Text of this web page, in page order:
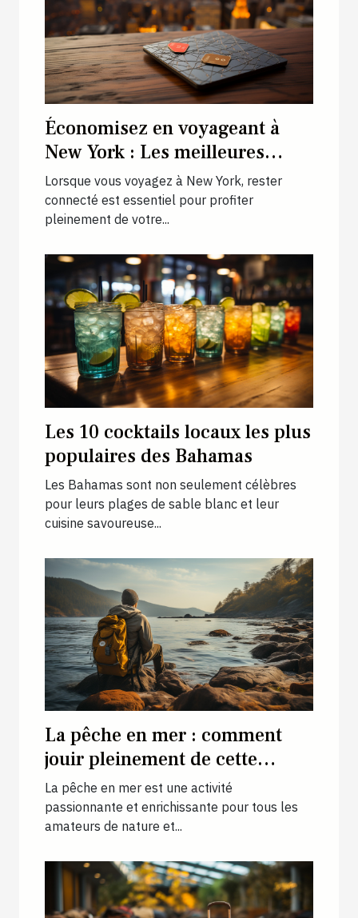
Économisez en voyageant à
New York : Les meilleures
cartes SIM prépayées pour les
voyageurs
Lorsque vous voyagez à New York, rester
connecté est essentiel pour profiter
pleinement de votre...
Les 10 cocktails locaux les plus
populaires des Bahamas
Les Bahamas sont non seulement célèbres
pour leurs plages de sable blanc et leur
cuisine savoureuse...
La pêche en mer : comment
jouir pleinement de cette
activité ?
La pêche en mer est une activité
passionnante et enrichissante pour tous les
amateurs de nature et...